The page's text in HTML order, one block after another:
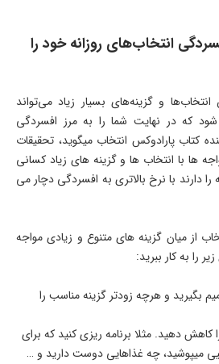
انتخاب‌های روزانه خود را
و گزینه‌های بسیار زیاد می‌تواند
که در نهایت شما را به مرز افسردگی
کتاب پارادوکس انتخاب میگوید، تحقیقات
ها با انتخاب ها و گزینه های زیاد کسانی
دارند با نرخ بالاتری به افسردگی دچار می
از میان گزینه های متنوع و زیادی مواجه
را به کار ببرید:
بگیرید و هرچه زودتر گزینه مناسب را
دهید. مثلا برنامه ریزی کنید که برای
میپوشید، چه غذاهایی دوست دارید و …